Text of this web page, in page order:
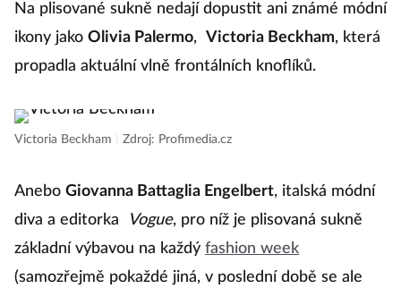
Na plisované sukně nedají dopustit ani známé módní
ikony jako Olivia Palermo, Victoria Beckham, která
propadla aktuální vlně frontálních knoflíků.
Victoria Beckham Zdroj: Profimedia.cz
Anebo Giovanna Battaglia Engelbert, italská módní
diva a editorka
Vogue, pro níž je plisovaná sukně
základní výbavou na každý fashion week
(samozřejmě pokaždé jiná, v poslední době se ale